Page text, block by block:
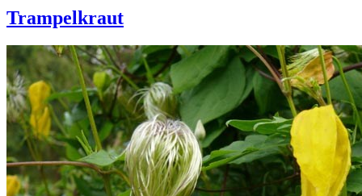
Trampelkraut